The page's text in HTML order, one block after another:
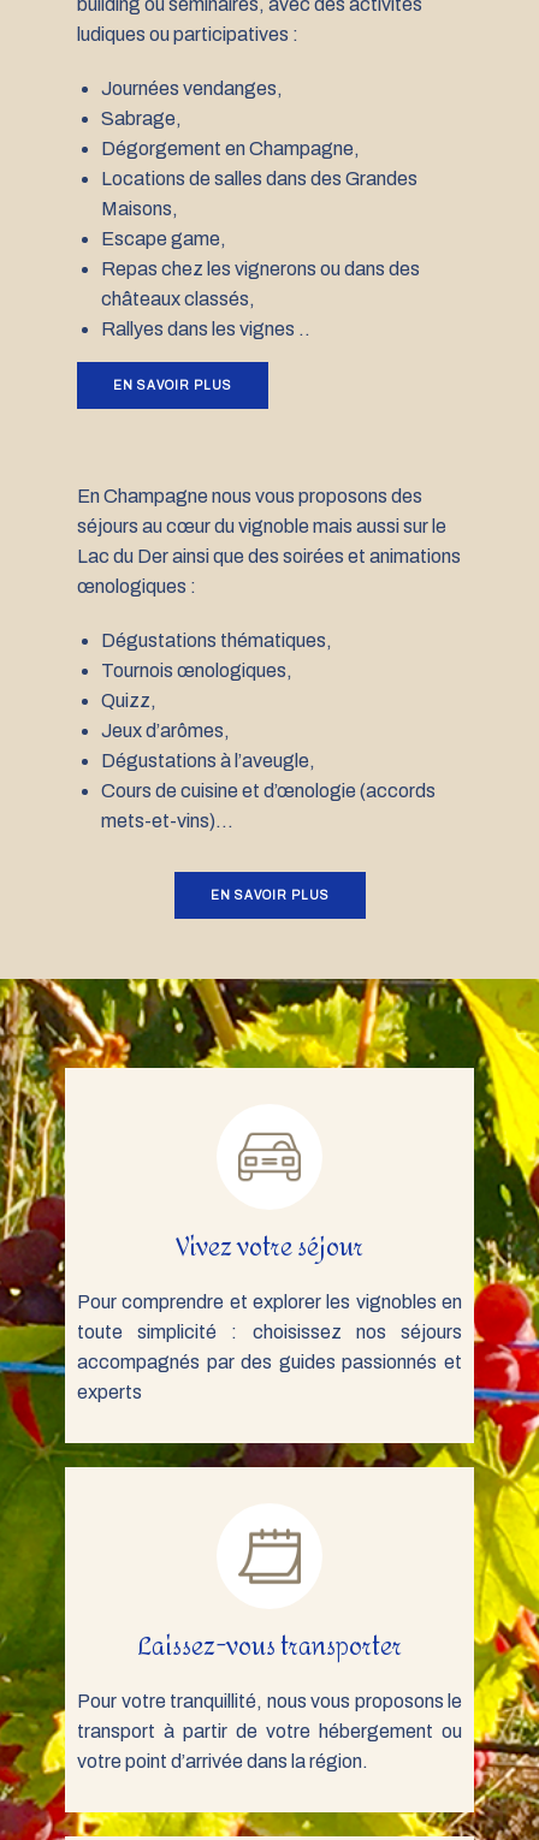
building ou séminaires, avec des activités
ludiques ou participatives :
Journées vendanges,
Sabrage,
Dégorgement en Champagne,
Locations de salles dans des Grandes
Maisons,
Escape game,
Repas chez les vignerons ou dans des
châteaux classés,
Rallyes dans les vignes ..
EN SAVOIR PLUS
En Champagne nous vous proposons des
séjours au cœur du vignoble mais aussi sur le
Lac du Der ainsi que des soirées et animations
œnologiques :
Dégustations thématiques,
Tournois œnologiques,
Quizz,
Jeux d’arômes,
Dégustations à l’aveugle,
Cours de cuisine et d’œnologie (accords
mets-et-vins)...
EN SAVOIR PLUS
Vivez votre séjour
Pour comprendre et explorer les vignobles en
toute simplicité : choisissez nos séjours
accompagnés par des guides passionnés et
experts
Laissez-vous transporter
Pour votre tranquillité, nous vous proposons le
transport à partir de votre hébergement ou
votre point d’arrivée dans la région.